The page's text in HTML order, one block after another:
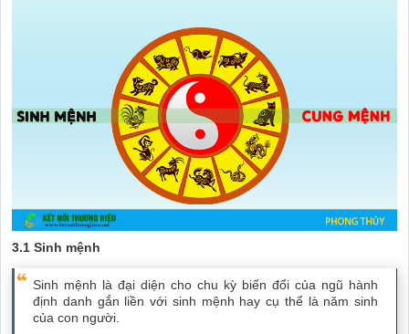
3.1 Sinh mệnh
Sinh mệnh là đại diện cho chu kỳ biến đổi của ngũ hành
định danh gắn liền với sinh mệnh hay cụ thể là năm sinh
của con người.